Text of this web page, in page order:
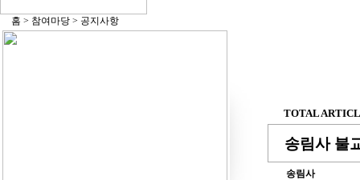
홈 > 참여마당 > 공지사항
TOTAL
송림사 불
송림사